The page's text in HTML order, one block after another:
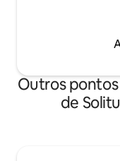
Outros
de